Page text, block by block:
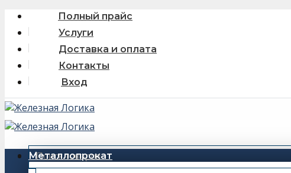
Skip
content
Полный прайс
Услуги
Доставка и оплата
Контакты
Вход
Искать:
Металлопрокат